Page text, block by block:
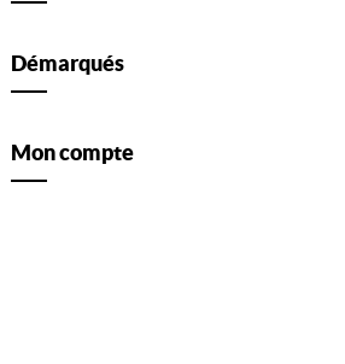
Démarqués
Mon compte